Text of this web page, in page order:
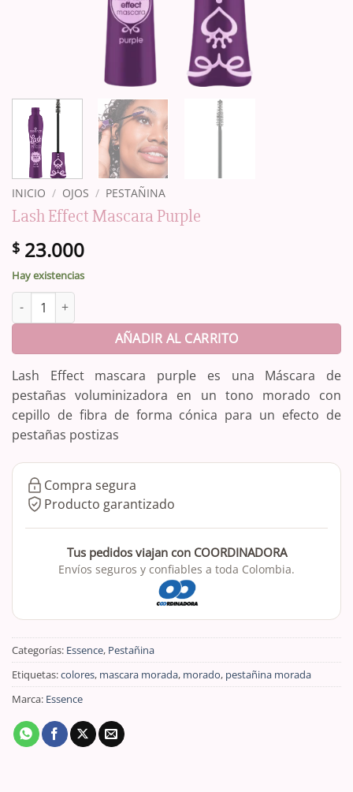
INICIO / OJOS / PESTAÑINA
Lash Effect Mascara Purple
$ 23.000
Hay existencias
Lash Effect Mascara Purple cantidad
AÑADIR AL CARRITO
Lash Effect mascara purple es una Máscara de
pestañas voluminizadora en un tono morado con
cepillo de fibra de forma cónica para un efecto de
pestañas postizas
Compra segura
Producto garantizado
Tus pedidos viajan con COORDINADORA
Envíos seguros y confiables a toda Colombia.
Categorías: Essence, Pestañina
Etiquetas:colores, mascara morada, morado, pestañina morada
Marca: Essence